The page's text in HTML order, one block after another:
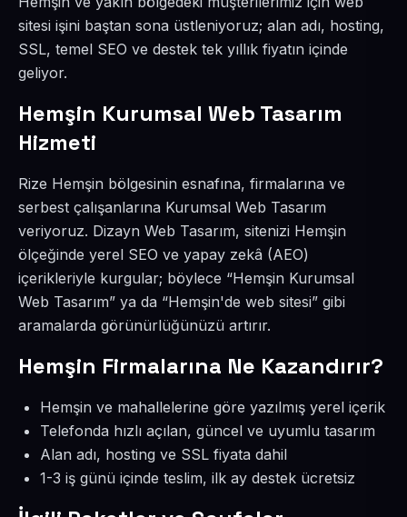
sitesi işini baştan sona üstleniyoruz; alan adı, hosting,
SSL, temel SEO ve destek tek yıllık fiyatın içinde
geliyor.
Hemşin Kurumsal Web Tasarım
Hizmeti
Rize Hemşin bölgesinin esnafına, firmalarına ve
serbest çalışanlarına Kurumsal Web Tasarım
veriyoruz. Dizayn Web Tasarım, sitenizi Hemşin
ölçeğinde yerel SEO ve yapay zekâ (AEO)
içerikleriyle kurgular; böylece “Hemşin Kurumsal
Web Tasarım” ya da “Hemşin'de web sitesi” gibi
aramalarda görünürlüğünüzü artırır.
Hemşin Firmalarına Ne Kazandırır?
Hemşin ve mahallelerine göre yazılmış yerel içerik
Telefonda hızlı açılan, güncel ve uyumlu tasarım
Alan adı, hosting ve SSL fiyata dahil
1-3 iş günü içinde teslim, ilk ay destek ücretsiz